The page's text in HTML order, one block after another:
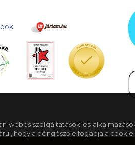
webes szolgáltatások és
hogy a böngészője fogadja a